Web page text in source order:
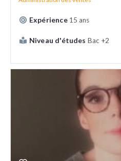
Expérience 15 ans
Niveau d'études Bac +2